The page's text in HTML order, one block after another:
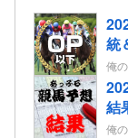
統
俺
結
俺